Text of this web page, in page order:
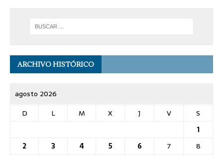
ARCHIVO HISTÓRICO
agosto 2026
D
L M X J V
S
1
2
3 4 5 6 7
8